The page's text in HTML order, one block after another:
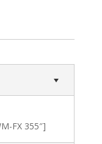
FX 355″]